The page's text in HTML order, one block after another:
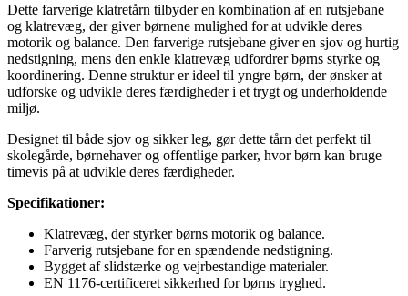
Dette farverige klatretårn tilbyder en kombination af en rutsjebane
og klatrevæg, der giver børnene mulighed for at udvikle deres
motorik og balance. Den farverige rutsjebane giver en sjov og hurtig
nedstigning, mens den enkle klatrevæg udfordrer børns styrke og
koordinering. Denne struktur er ideel til yngre børn, der ønsker at
udforske og udvikle deres færdigheder i et trygt og underholdende
miljø.
Designet til både sjov og sikker leg, gør dette tårn det perfekt til
skolegårde, børnehaver og offentlige parker, hvor børn kan bruge
timevis på at udvikle deres færdigheder.
Specifikationer:
Klatrevæg, der styrker børns motorik og balance.
Farverig rutsjebane for en spændende nedstigning.
Bygget af slidstærke og vejrbestandige materialer.
EN 1176-certificeret sikkerhed for børns tryghed.